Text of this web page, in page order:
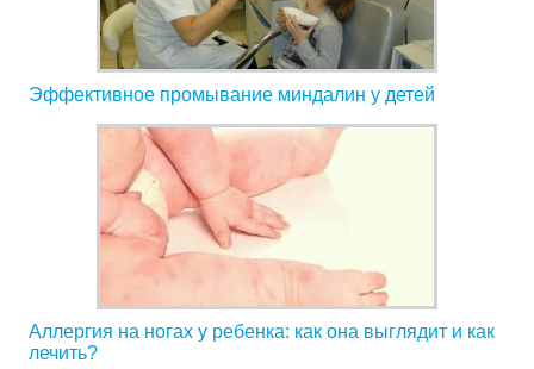
Эффективное промывание миндалин у детей
Аллергия на ногах у ребенка: как она выглядит и как
лечить?